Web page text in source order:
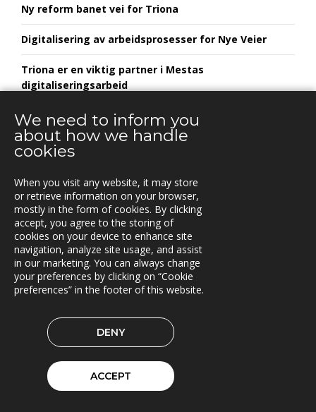
Ny reform banet vei for Triona
Digitalisering av arbeidsprosesser for Nye Veier
Triona er en viktig partner i Mestas
digitaliseringsarbeid
Alltransport og Triona tar samarbeidet til neste nivå
KONTAKT
Vestre Rosten 81,
7075 TILLER, Norway
Tfn. +47-72 90 00 30
post@triona.no
© 2026 Triona AS Cookie preferences
We need to inform you
about how we handle
cookies
When you visit any website, it may store
or retrieve information on your browser,
mostly in the form of cookies. By clicking
accept, you agree to the storing of
cookies on your device to enhance site
navigation, analyze site usage, and assist
in our marketing. You can always change
your preferences by clicking on “Cookie
preferences” in the footer of this website.
DENY
ACCEPT